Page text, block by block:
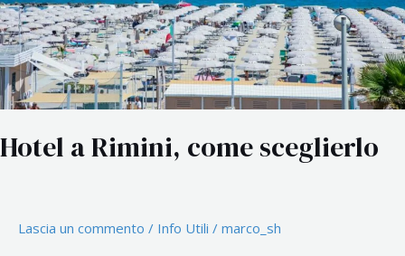
Hotel a Rimini, come sceglierlo
Lascia un commento / Info Utili / marco_sh